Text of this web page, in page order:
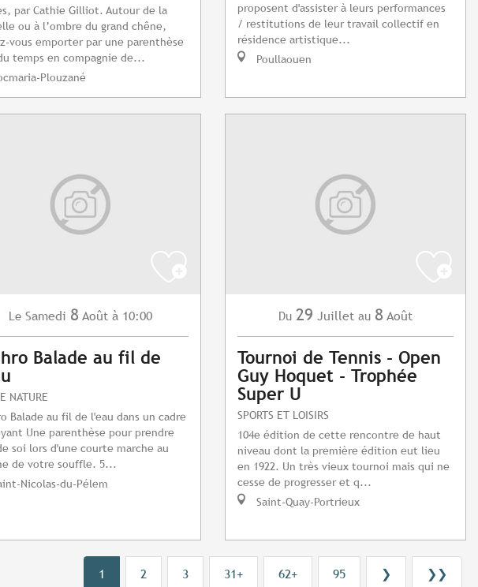
par Cathie Gilliot. Autour de la
ou à l’ombre du grand chêne,
vous emporter par une parenthèse
temps en compagnie de...
Plouzané
proposent d'assister à leurs performances
/ restitutions de leur travail collectif en
résidence artistique...
Poullaouen
Le Samedi 8 Août à 10:00
Balade au fil de
NATURE
Balade au fil de l'eau dans un cadre
Une parenthèse pour prendre
soi lors d'une courte marche au
de votre souffle. 5...
Nicolas-du-Pélem
Du 29 Juillet au 8 Août
Tournoi de Tennis - Open
Guy Hoquet - Trophée
Super U
SPORTS ET LOISIRS
104e édition de cette rencontre de haut
niveau dont la première édition eut lieu
en 1922. Un très vieux tournoi mais qui ne
cesse de progresser et q...
Saint-Quay-Portrieux
1 2 3 31+ 62+ 95 ❯ ❯❯